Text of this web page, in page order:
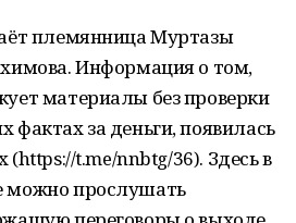
племянница Муртазы
Информация о том,
материалы без проверки
фактах за деньги, появилась
(https://t.me/nnbtg/36). Здесь в
можно прослушать